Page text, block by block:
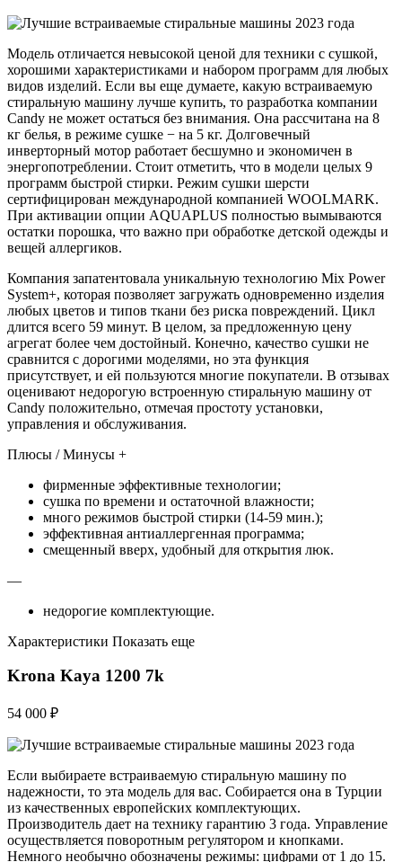
Модель отличается невысокой ценой для техники с сушкой,
хорошими характеристиками и набором программ для любых
видов изделий. Если вы еще думаете, какую встраиваемую
стиральную машину лучше купить, то разработка компании
Candy не может остаться без внимания. Она рассчитана на 8
кг белья, в режиме сушке − на 5 кг. Долговечный
инверторный мотор работает бесшумно и экономичен в
энергопотреблении. Стоит отметить, что в модели целых 9
программ быстрой стирки. Режим сушки шерсти
сертифицирован международной компанией WOOLMARK.
При активации опции AQUAPLUS полностью вымываются
остатки порошка, что важно при обработке детской одежды и
вещей аллергиков.
Компания запатентовала уникальную технологию Mix Power
System+, которая позволяет загружать одновременно изделия
любых цветов и типов ткани без риска повреждений. Цикл
длится всего 59 минут. В целом, за предложенную цену
агрегат более чем достойный. Конечно, качество сушки не
сравнится с дорогими моделями, но эта функция
присутствует, и ей пользуются многие покупатели. В отзывах
оценивают недорогую встроенную стиральную машину от
Candy положительно, отмечая простоту установки,
управления и обслуживания.
Плюсы / Минусы +
фирменные эффективные технологии;
сушка по времени и остаточной влажности;
много режимов быстрой стирки (14-59 мин.);
эффективная антиаллергенная программа;
смещенный вверх, удобный для открытия люк.
—
недорогие комплектующие.
Характеристики Показать еще
Krona Kaya 1200 7k
54 000 ₽
Если выбираете встраиваемую стиральную машину по
надежности, то эта модель для вас. Собирается она в Турции
из качественных европейских комплектующих.
Производитель дает на технику гарантию 3 года. Управление
осуществляется поворотным регулятором и кнопками.
Немного необычно обозначены режимы: цифрами от 1 до 15.